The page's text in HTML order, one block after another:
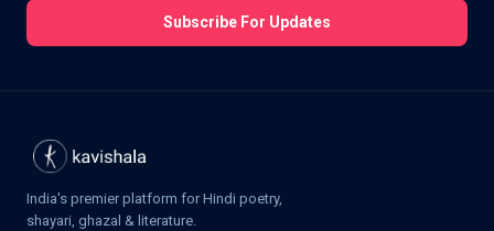
Subscribe For Updates
India's premier platform for Hindi poetry,
shayari, ghazal & literature.